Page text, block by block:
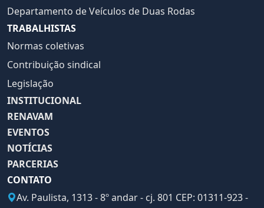
Departamento de Veículos de Duas Rodas
TRABALHISTAS
Normas coletivas
Contribuição sindical
Legislação
INSTITUCIONAL
RENAVAM
EVENTOS
NOTÍCIAS
PARCERIAS
CONTATO
Av. Paulista, 1313 - 8º andar - cj. 801 CEP: 01311-923 -